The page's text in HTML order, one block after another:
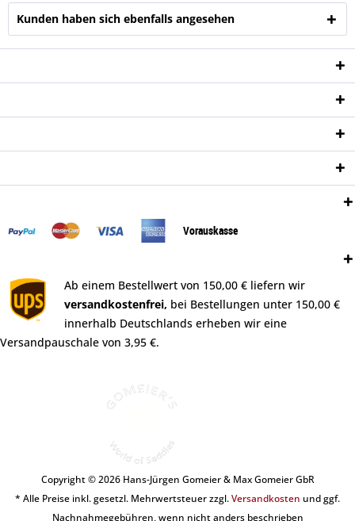
Kunden haben sich ebenfalls angesehen
Vorauskasse
Ab einem Bestellwert von 150,00 € liefern wir
versandkostenfrei, bei Bestellungen unter 150,00 €
innerhalb Deutschlands erheben wir eine
Versandpauschale von 3,95 €.
Copyright © 2026 Hans-Jürgen Gomeier & Max Gomeier GbR
* Alle Preise inkl. gesetzl. Mehrwertsteuer zzgl.Versandkosten und ggf.
Nachnahmegebühren, wenn nicht anders beschrieben